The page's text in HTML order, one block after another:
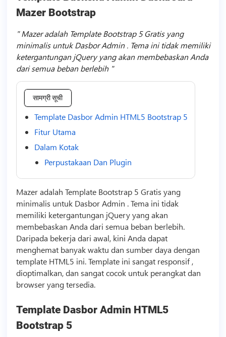
Mazer Bootstrap
Mazer adalah Template Bootstrap 5 Gratis yang
minimalis untuk Dasbor Admin . Tema ini tidak memiliki
ketergantungan jQuery yang akan membebaskan Anda
dari semua beban berlebih
सामग्री सूची
Template Dasbor Admin HTML5 Bootstrap 5
Fitur Utama
Dalam Kotak
Perpustakaan Dan Plugin
Mazer adalah TemplateBootstrap 5 Gratis yang
minimalis untuk Dasbor Admin . Tema ini tidak
memiliki ketergantungan jQuery yang akan
membebaskan Anda dari semua beban berlebih.
Daripada bekerja dari awal, kini Anda dapat
menghemat banyak waktu dan sumber daya dengan
templateHTML5 ini.Templateini sangat responsif ,
dioptimalkan, dan sangat cocok untuk perangkat dan
browser yang tersedia.
TemplateDasbor Admin HTML5
Bootstrap 5